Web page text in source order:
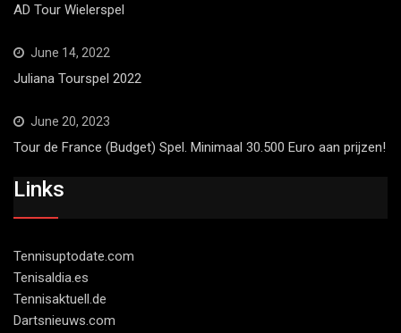
AD Tour Wielerspel
June 14, 2022
Juliana Tourspel 2022
June 20, 2023
Tour de France (Budget) Spel. Minimaal 30.500 Euro aan prijzen!
Links
Tennisuptodate.com
Tenisaldia.es
Tennisaktuell.de
Dartsnieuws.com